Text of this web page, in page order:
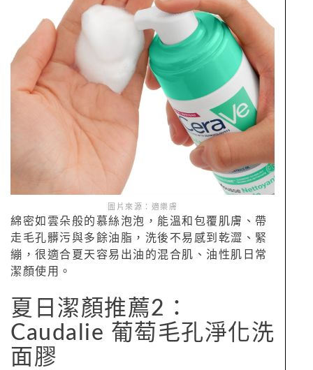
圖片來源：適樂膚
綿密如雲朵般的慕絲泡泡，能溫和包覆肌膚、帶
走毛孔髒污與多餘油脂，洗後不易感到乾澀、緊
繃，很適合夏天容易出油的混合肌、油性肌日常
潔顏使用。
夏日潔顏推薦2：
Caudalie 葡萄毛孔淨化洗
面膠